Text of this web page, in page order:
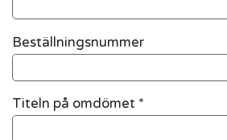
Beställningsnummer
Titeln på omdömet *